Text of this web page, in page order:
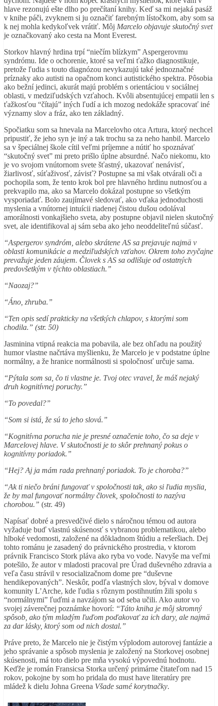
hlave rezonujú ešte dlho po prečítaní knihy. Keď sa mi nejaká pasáž
v knihe páči, zvyknem si ju označiť farebným lístočkom, aby som sa
k nej mohla kedykoľvek vrátiť. Môj Marcelo objavuje skutočný svet
je označkovaný ako cesta na Mont Everest.
Storkov hlavný hrdina trpí “niečím blízkym” Aspergerovmu
syndrómu. Ide o ochorenie, ktoré sa veľmi ťažko diagnostikuje,
pretože ľudia s touto diagnózou nevykazujú také jednoznačné
príznaky ako autisti na opačnom konci autistického spektra. Pôsobia
ako bežní jedinci, akurát majú problém s orientáciou v sociálnej
oblasti, v medziľudských vzťahoch. Kvôli absentujúcej empatii len s
ťažkosťou “čítajú” iných ľudí a ich mozog nedokáže spracovať iné
významy slov a fráz, ako ten základný.
Spočiatku som sa hnevala na Marcelovho otca Artura, ktorý nechcel
pripustiť, že jeho syn je iný a tak trochu sa za neho hanbil. Marcelo
sa v špeciálnej škole cítil veľmi príjemne a nútiť ho spoznávať
“skutočný svet” mi preto prišlo úplne absurdné. Načo niekomu, kto
je vo svojom vnútornom svete šťastný, ukazovať nenávisť,
žiarlivosť, súťaživosť, závisť? Postupne sa mi však otvárali oči a
pochopila som, že tento krok bol pre hlavného hrdinu nutnosťou a
prekvapilo ma, ako sa Marcelo dokázal postupne so všetkým
vysporiadať. Bolo zaujímavé sledovať, ako vďaka jednoduchosti
myslenia a vnútornej intuícii riadenej čistou dušou odolával
amorálnosti vonkajšieho sveta, aby postupne objavil nielen skutočný
svet, ale identifikoval aj sám seba ako jeho neoddeliteľnú súčasť.
“Aspergerov syndróm, alebo skrátene AS sa prejavuje najmä v
oblasti komunikácie a medziľudských vzťahov. Okrem toho zvyčajne
prevažuje jeden záujem. Človek s AS sa odlišuje od ostatných
predovšetkým v týchto oblastiach.”
“Naozaj?”
“Áno, zhruba.”
“Ten opis sedí prakticky na všetkých chlapov, s ktorými som
chodila.” (str. 50)
Jasminina vtipná reakcia ma pobavila, ale bez ohľadu na použitý
humor vlastne načrtáva myšlienku, že Marcelo je v podstatne úplne
normálny, a že hranice normálnosti si spoločnosť určuje sama.
“Pýtala som sa, čo ti vlastne je. Tvoj otec vravel, že máš nejaký
druh kognitívnej poruchy.”
“To povedal?”
“Som si istá, že sú to jeho slová.”
“Kognitívna porucha nie je presné označenie toho, čo sa deje v
Marcelovej hlave. V skutočnosti je to skôr prehnaný pokus o
kognitívny poriadok.”
“Hej? Aj ja mám rada prehnaný poriadok. To je choroba?”
“Ak ti niečo bráni fungovať v spoločnosti tak, ako si ľudia myslia,
že by mal fungovať normálny človek, spoločnosti to nazýva
chorobou.” (str. 49)
Napísať dobré a presvedčivé dielo s náročnou témou od autora
vyžaduje buď vlastnú skúsenosť s vybranou problematikou, alebo
hlboké vedomosti, založené na dôkladnom štúdiu a rešeršiach. Dej
tohto románu je zasadený do právnického prostredia, v ktorom
právnik Francisco Stork pláva ako ryba vo vode. Navyše ma veľmi
potešilo, že autor v mladosti pracoval pre Úrad duševného zdravia a
veľa času strávil v resocializačnom dome pre “duševne
hendikepovaných”. Neskôr, podľa vlastných slov, býval v domove
komunity L’Arche, kde ľudia s rôznym postihnutím žili spolu s
“normálnymi” ľuďmi a navzájom sa od seba učili. Ako autor vo
svojej záverečnej poznámke hovorí: “Táto kniha je môj skromný
spôsob, ako tým mladým ľuďom poďakovať za ich dary, ale najmä
za dar lásky, ktorý som od nich dostal.”
Práve preto, že Marcelo nie je čistým výplodom autorovej fantázie a
jeho správanie a spôsob myslenia je založený na Storkovej osobnej
skúsenosti, má toto dielo pre mňa vysokú výpovednú hodnotu.
Keďže je román Fransicsa Storka určený primárne čitateľom nad 15
rokov, pokojne by som ho pridala do must have literatúry pre
mládež k dielu Johna Greena Všade samé korytnačky.